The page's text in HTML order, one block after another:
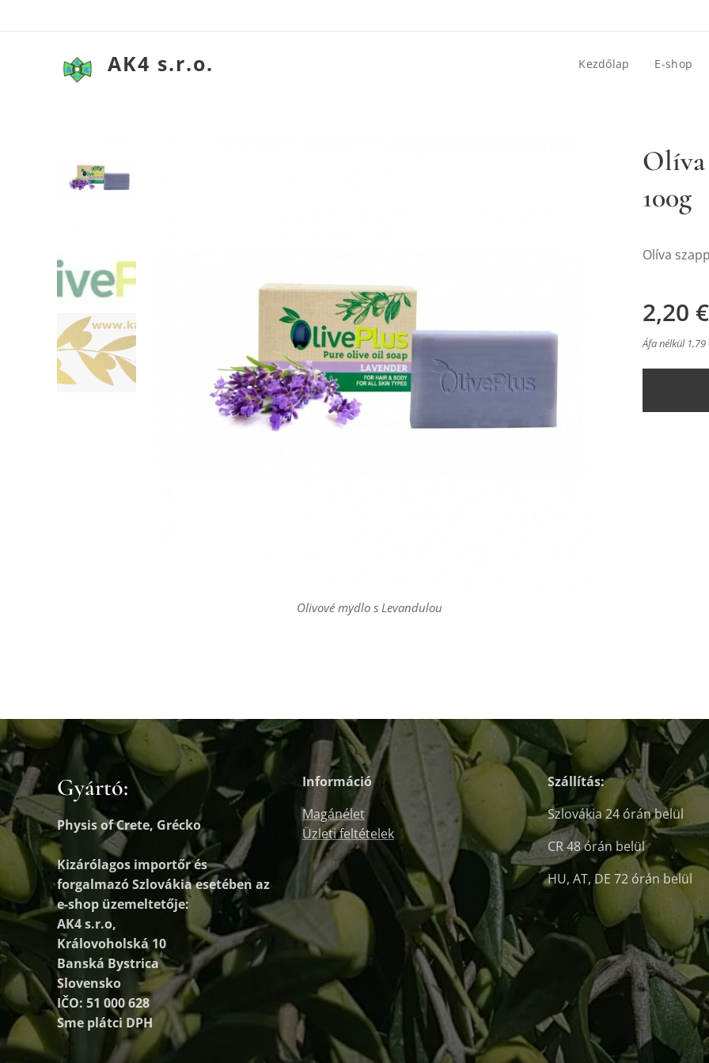
AK4 s.r.o. Kezdőlap E-shop
Olíva
100g
Olivové mydlo s Levandulou
Olivové mydlo s Levandulou
Olíva
2,20 €
Áfa nélkül 1,79
Gyártó:
Physis of Crete, Grécko
Kizárólagos importőr és
forgalmazóSzlovákia esetében az
e-shop üzemeltetője:
AK4 s.r.o,
Královoholská 10
Banská Bystrica
Slovensko
IČO: 51 000 628
Sme plátci DPH
Információ
Magánélet
Üzleti feltételek
Szállítás:
Szlovákia 24 órán belül
CR 48 órán belül
HU, AT, DE 72 órán belül